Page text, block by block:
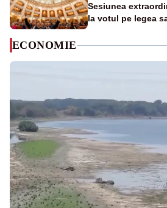
Sesiunea
la votul pe legea
ECONOMIE